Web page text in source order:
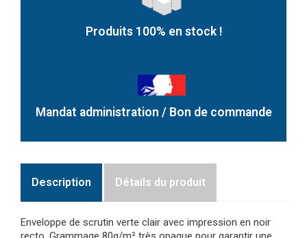
Produits 100% en stock !
Mandat administration / Bon de commande
Description Détails du produit
Enveloppe de scrutin verte clair avec impression en noir